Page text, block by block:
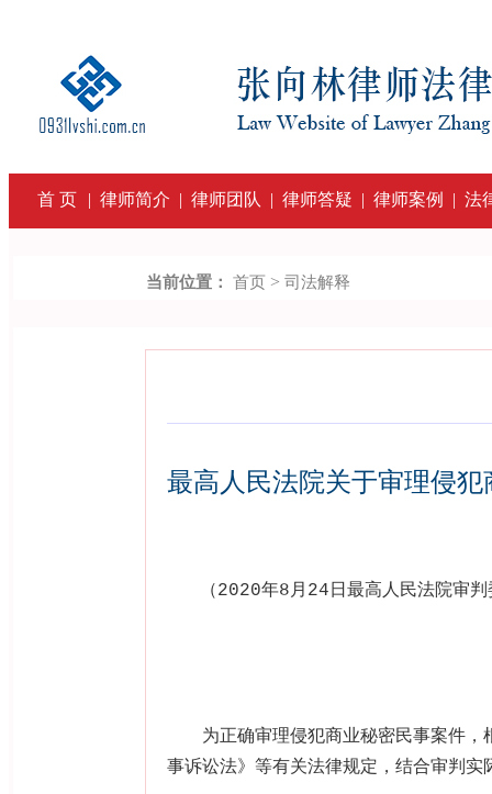
首 页 | 律师简介 | 律师团队 | 律师答疑 | 律师案例 | 法
当前位置： 首页 > 司法解释
最高人民法院关于审理侵
（2020年8 月 24 日最高人民法院审
为正确审理侵犯商业秘密民事案件，
事诉讼法》等有关法律规定，结合审判实